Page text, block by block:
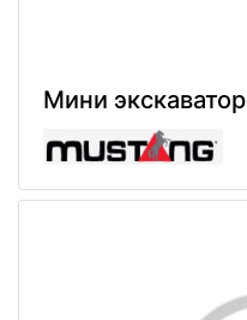
Мини экскаватор